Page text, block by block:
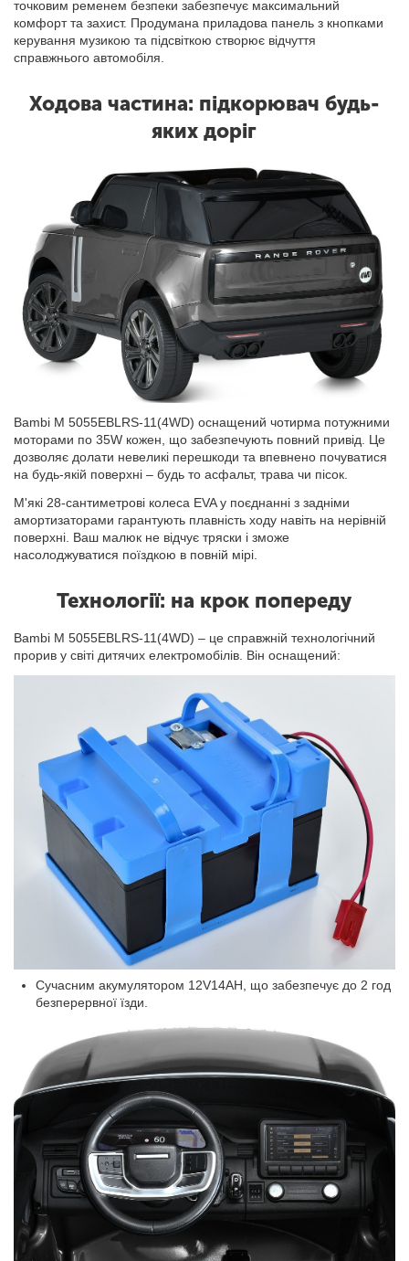
точковим ременем безпеки забезпечує максимальний
комфорт та захист. Продумана приладова панель з кнопками
керування музикою та підсвіткою створює відчуття
справжнього автомобіля.
Ходова частина: підкорювач будь-
яких доріг
Bambi M 5055EBLRS-11(4WD) оснащений чотирма потужними
моторами по 35W кожен, що забезпечують повний привід. Це
дозволяє долати невеликі перешкоди та впевнено почуватися
на будь-якій поверхні – будь то асфальт, трава чи пісок.
М'які 28-сантиметрові колеса EVA у поєднанні з задніми
амортизаторами гарантують плавність ходу навіть на нерівній
поверхні. Ваш малюк не відчує тряски і зможе
насолоджуватися поїздкою в повній мірі.
Технології: на крок попереду
Bambi M 5055EBLRS-11(4WD) – це справжній технологічний
прорив у світі дитячих електромобілів. Він оснащений:
Сучасним акумулятором 12V14AH, що забезпечує до 2 год
безперервної їзди.